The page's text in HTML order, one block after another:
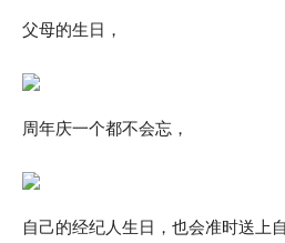
父母的生日，
周年庆一个都不会忘，
自己的经纪人生日，也会准时送上